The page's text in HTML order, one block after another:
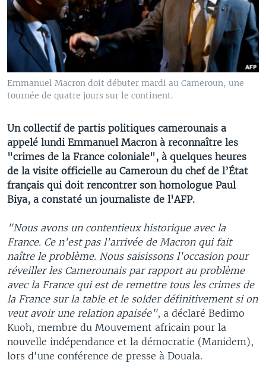
Emmanuel Macron doit débuter mardi au Cameroun, une
tournée de quatre jours sur le continent.
Un collectif de partis politiques camerounais a
appelé lundi Emmanuel Macron à reconnaître les
"crimes de la France coloniale", à quelques heures
de la visite officielle au Cameroun du chef de l’État
français qui doit rencontrer son homologue Paul
Biya, a constaté un journaliste de l'AFP.
"Nous avons un contentieux historique avec la
France. Ce n'est pas l'arrivée de Macron qui fait
naître le problème. Nous saisissons l'occasion pour
réveiller les Camerounais par rapport au problème
avec la France qui est de remettre tous les crimes de
la France sur la table et le solder définitivement si on
veut avoir une relation apaisée", a déclaré Bedimo
Kuoh, membre du Mouvement africain pour la
nouvelle indépendance et la démocratie (Manidem),
lors d'une conférence de presse à Douala.